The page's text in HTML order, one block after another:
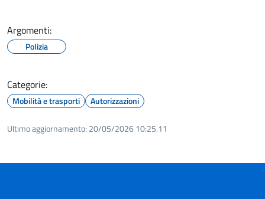
Argomenti:
Polizia
Categorie:
Mobilità e trasporti Autorizzazioni
Ultimo aggiornamento: 20/05/2026 10:25.11